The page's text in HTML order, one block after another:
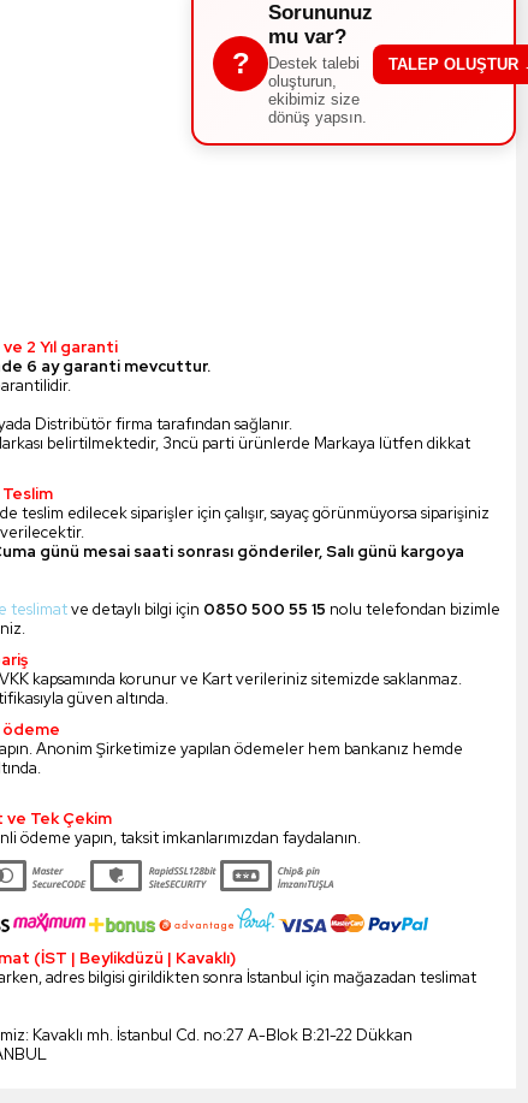
?
Sorununuz
mu var?
Destek talebi
oluşturun,
ekibimiz size
dönüş yapsın.
TALEP OLUŞTUR
2 Yıl garanti
6 ay garanti mevcuttur.
Distribütör firma tarafından sağlanır.
belirtilmektedir, 3ncü parti ürünlerde Markaya lütfen dikkat
Teslim
teslim edilecek siparişler için çalışır, sayaç görünmüyorsa siparişiniz
günü mesai saati sonrası gönderiler, Salı günü kargoya
teslimatve detaylı bilgi için 0850 500 55 15 nolu telefondan bizimle
kapsamında korunur ve Kart verileriniz sitemizde saklanmaz.
güven altında.
ödeme
Anonim Şirketimize yapılan ödemeler hem bankanız hemde
ve Tek Çekim
ödeme yapın, taksit imkanlarımızdan faydalanın.
(İST | Beylikdüzü | Kavaklı)
adres bilgisi girildikten sonra İstanbul için mağazadan teslimat
Kavaklı mh. İstanbul Cd. no:27 A-Blok B:21-22 Dükkan